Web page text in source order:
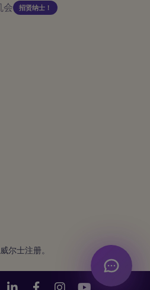
会
招贤纳士！
尔士注册。
   